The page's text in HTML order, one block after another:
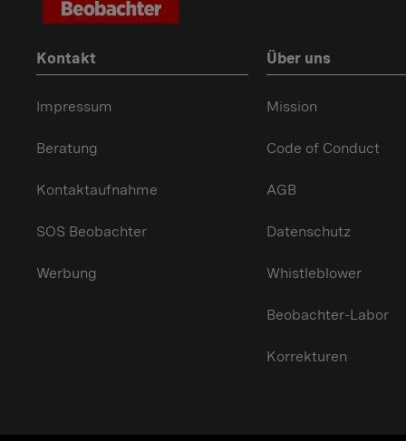
Kontakt
Impressum
Beratung
Kontaktaufnahme
SOS Beobachter
Werbung
Über uns
Mission
Code of Conduct
AGB
Datenschutz
Whistleblower
Beobachter-Labor
Korrekturen